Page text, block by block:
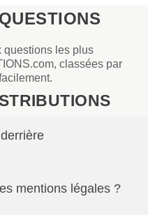
questions les plus
classées par
bornes de
mentions légales ?